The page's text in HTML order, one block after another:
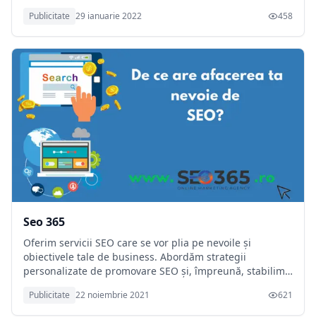
google ads dar si social media.
Publicitate 29 ianuarie 2022 458
Seo 365
Oferim servicii SEO care se vor plia pe nevoile și
obiectivele tale de business. Abordăm strategii
personalizate de promovare SEO și, împreună, stabilim
pagină în rezultatele căutărilor pe Google.
Publicitate 22 noiembrie 2021 621